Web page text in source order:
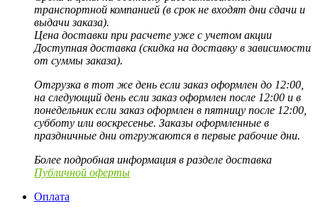
транспортной компанией (в срок не входят дни сдачи и
выдачи заказа).
Цена доставки при расчете уже с учетом акции
Доступная доставка (скидка на доставку в зависимости
от суммы заказа).
Отгрузка в тот же день если заказ оформлен до 12:00,
на следующий день если заказ оформлен после 12:00 и в
понедельник если заказ оформлен в пятницу после 12:00,
субботу или воскресенье. Заказы оформленные в
праздничные дни отгружаются в первые рабочие дни.
Более подробная информация в разделе доставка
Публичной оферты
Оплата